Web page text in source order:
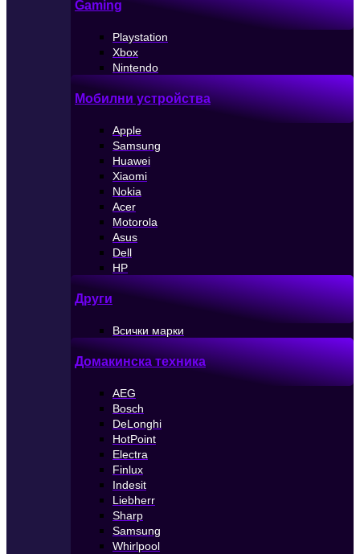
Gaming
Playstation
Xbox
Nintendo
Мобилни устройства
Apple
Samsung
Huawei
Xiaomi
Nokia
Acer
Motorola
Asus
Dell
HP
Други
Всички марки
Домакинска техника
AEG
Bosch
DeLonghi
HotPoint
Electra
Finlux
Indesit
Liebherr
Sharp
Samsung
Whirlpool